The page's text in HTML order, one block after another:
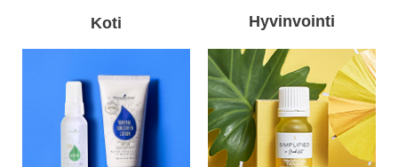
Koti Hyvinvointi